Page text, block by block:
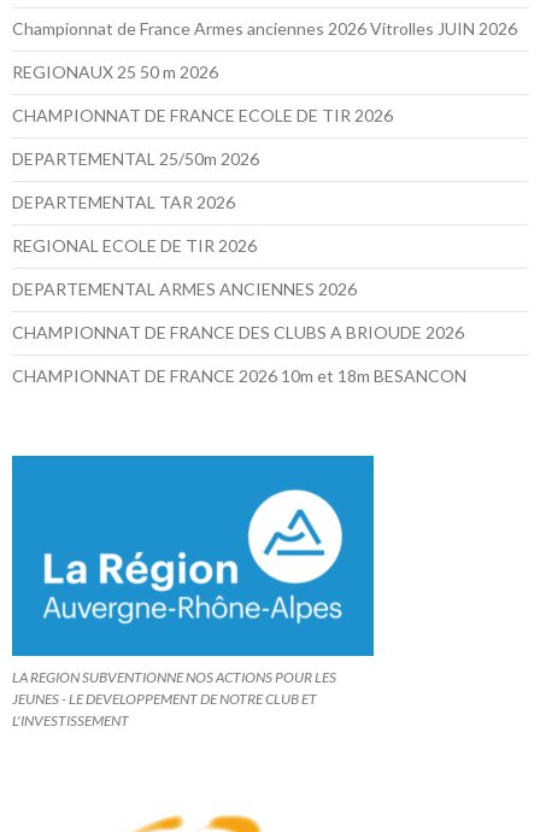
Championnat de France Armes anciennes 2026 Vitrolles JUIN 2026
REGIONAUX 25 50 m 2026
CHAMPIONNAT DE FRANCE ECOLE DE TIR 2026
DEPARTEMENTAL 25/50m 2026
DEPARTEMENTAL TAR 2026
REGIONAL ECOLE DE TIR 2026
DEPARTEMENTAL ARMES ANCIENNES 2026
CHAMPIONNAT DE FRANCE DES CLUBS A BRIOUDE 2026
CHAMPIONNAT DE FRANCE 2026 10m et 18m BESANCON
LA REGION SUBVENTIONNE NOS ACTIONS POUR LES
JEUNES - LE DEVELOPPEMENT DE NOTRE CLUB ET
L'INVESTISSEMENT